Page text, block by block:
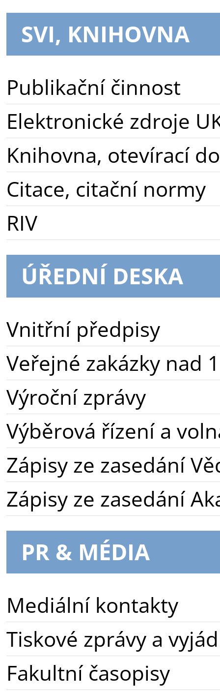
SVI, KNIHOVNA
Publikační činnost
Elektronické zdroje
Knihovna, otevírací
Citace, citační normy
RIV
ÚŘEDNÍ DESKA
Vnitřní předpisy
Veřejné zakázky nad
Výroční zprávy
Výběrová řízení a
Zápisy ze zasedání
Zápisy ze zasedání
PR & MÉDIA
Mediální kontakty
Tiskové zprávy a
Fakultní časopisy